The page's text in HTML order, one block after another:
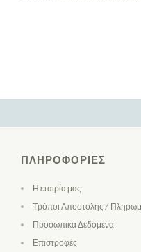
ΠΛΗΡΟΦΟΡΊΕΣ
Η εταιρία μας
Τρόποι Αποστολής /
Προσωπικά Δεδομένα
Επιστροφές